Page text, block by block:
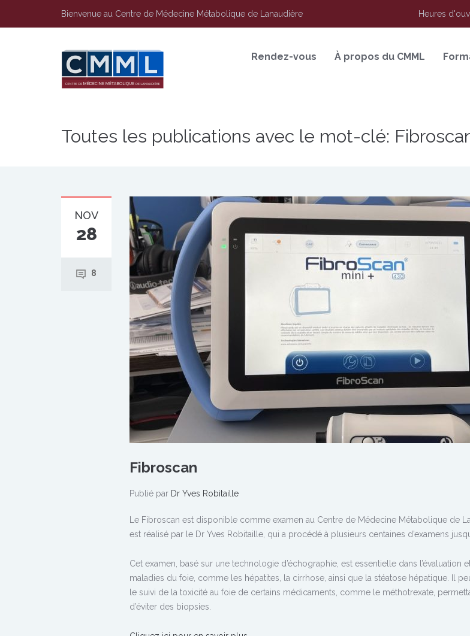
Bienvenue au Centre de Médecine Métabolique de Lanaudière Heures
Rendez-vous À propos du CMML
Toutes les publications avec le mot-clé:
NOV
28
8
Fibroscan
Publié par Dr Yves Robitaille
Le Fibroscan est disponible comme examen au Centre de Médecine Métabolique de
est réalisé par le Dr Yves Robitaille, qui a procédé à plusieurs centaines d’examens
Cet examen, basé sur une technologie d’échographie, est essentielle dans l’évaluation
maladies du foie, comme les hépatites, la cirrhose, ainsi que la stéatose hépatique. Il
le suivi de la toxicité au foie de certains médicaments, comme le méthotrexate,
d’éviter des biopsies.